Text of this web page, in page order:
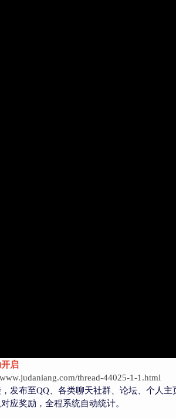
启
thread-44025-1-1.html
发布至QQ、各类聊天社群、论坛、个人
应奖励，全程系统自动统计。